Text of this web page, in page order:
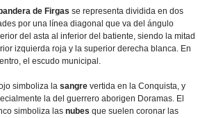
bandera de Firgas se representa dividida en dos
por una línea diagonal que va del ángulo
del asta al inferior del batiente, siendo la mitad
izquierda roja y la superior derecha blanca. En
el escudo municipal.
simboliza la sangre vertida en la Conquista, y
la del guerrero aborigen Doramas. El
simboliza las nubes que suelen coronar las